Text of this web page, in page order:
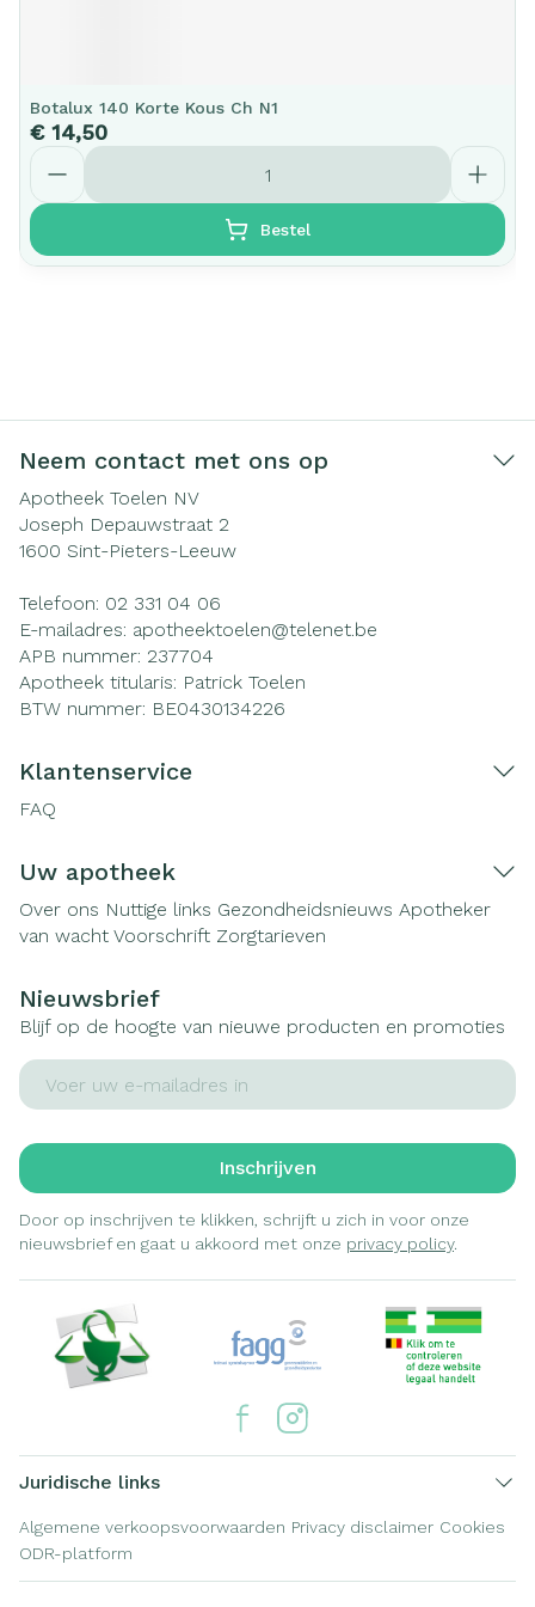
Botalux 140 Korte Kous Ch N1
€ 14,50
Aantal
Bestel
Neem contact met ons op
Apotheek Toelen NV
Joseph Depauwstraat 2
1600 Sint-Pieters-Leeuw
Telefoon: 02 331 04 06
E-mailadres: apotheektoelen@telenet.be
APB nummer: 237704
Apotheek titularis: Patrick Toelen
BTW nummer: BE0430134226
Klantenservice
FAQ
Uw apotheek
Over ons Nuttige links Gezondheidsnieuws Apotheker
van wacht Voorschrift Zorgtarieven
Nieuwsbrief
Blijf op de hoogte van nieuwe producten en promoties
E-mail adres
Inschrijven
Door op inschrijven te klikken, schrijft u zich in voor onze
nieuwsbrief en gaat u akkoord met onze privacy policy.
Juridische links
Algemene verkoopsvoorwaarden Privacy disclaimer Cookies
ODR-platform